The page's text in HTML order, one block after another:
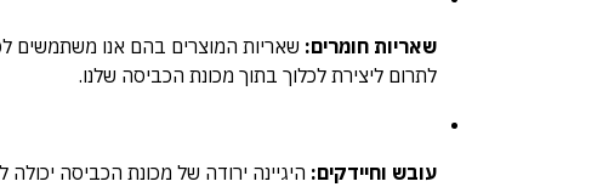
שאריות חומרים: שאריות המוצרים בהם אנו משתמשים
לתרום ליצירת לכלוך בתוך מכונת הכביסה שלנו.
עובש וחיידקים: היגיינה ירודה של מכונת הכביסה